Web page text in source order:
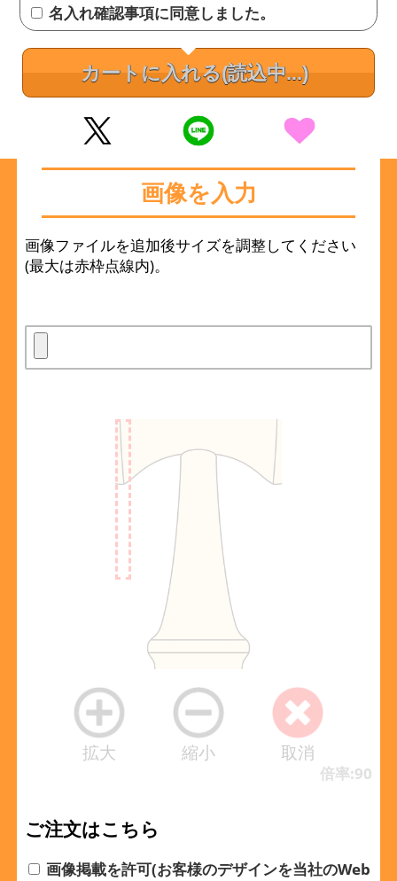
名入れ確認事項に同意しました。
カートに入れる(読込中...)
画像を入力
画像ファイルを追加後サイズを調整してください
(最大は赤枠点線内)。
拡大 縮小 取消
倍率:90
ご注文はこちら
画像掲載を許可(お客様のデザインを当社のWeb